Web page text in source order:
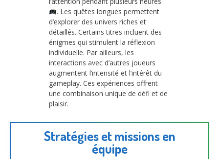
. Les quêtes longues permettent
d’explorer des univers riches et
détaillés. Certains titres incluent des
énigmes qui stimulent la réflexion
individuelle. Par ailleurs, les
interactions avec d’autres joueurs
augmentent l’intensité et l’intérêt du
gameplay. Ces expériences offrent
une combinaison unique de défi et de
plaisir.
Stratégies et missions en
équipe